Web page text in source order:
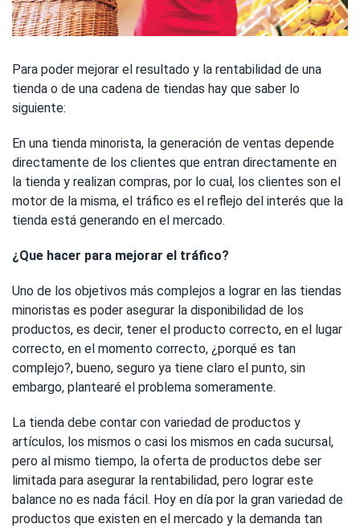
Para poder mejorar el resultado y la rentabilidad de una
tienda o de una cadena de tiendas hay que saber lo
siguiente:
En una tienda minorista, la generación de ventas depende
directamente de los clientes que entran directamente en
la tienda y realizan compras, por lo cual, los clientes son el
motor de la misma, el tráfico es el reflejo del interés que la
tienda está generando en el mercado.
¿Que hacer para mejorar el tráfico?
Uno de los objetivos más complejos a lograr en las tiendas
minoristas es poder asegurar la disponibilidad de los
productos, es decir, tener el producto correcto, en el lugar
correcto, en el momento correcto, ¿porqué es tan
complejo?, bueno, seguro ya tiene claro el punto, sin
embargo, plantearé el problema someramente.
La tienda debe contar con variedad de productos y
artículos, los mismos o casi los mismos en cada sucursal,
pero al mismo tiempo, la oferta de productos debe ser
limitada para asegurar la rentabilidad, pero lograr este
balance no es nada fácil. Hoy en día por la gran variedad de
productos que existen en el mercado y la demanda tan